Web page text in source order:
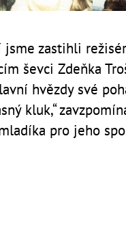
zastihli
ševci Zdeňka
hvězdy své
kluk,“
pro jeho